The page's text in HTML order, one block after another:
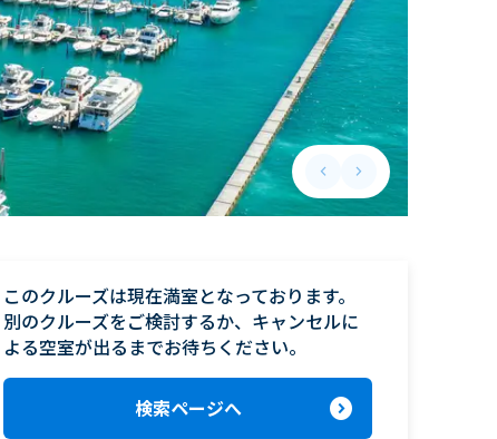
keyboard_arrow_leftPrevious slide
keyboard_arrow_rightNext slide
このクルーズは現在満室となっております。
別のクルーズをご検討するか、キャンセルに
よる空室が出るまでお待ちください。
検索ページへ expand_circle_right